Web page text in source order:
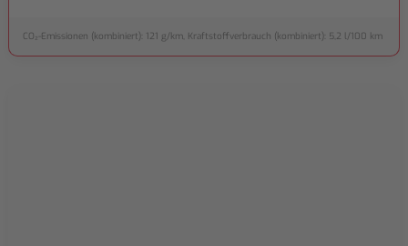
CO₂-Emissionen (kombiniert): 121 g/km, Kraftstoffverbrauch (kombiniert): 5,2 l/100 km